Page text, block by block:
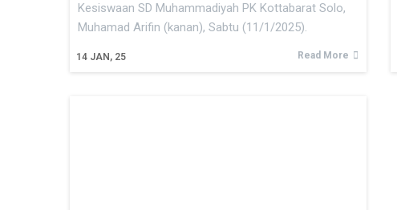
14 JAN, 25
Kesiswaan SD Muhammadiyah PK Kottabarat Solo,
Muhamad Arifin (kanan), Sabtu (11/1/2025).
Read More